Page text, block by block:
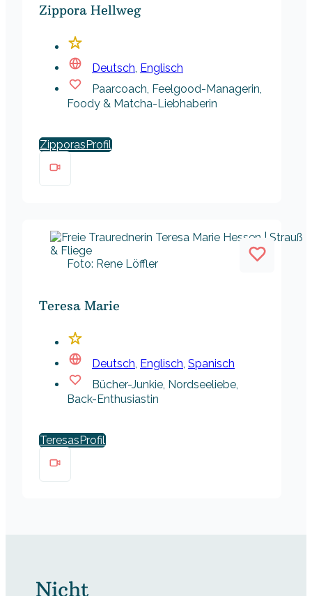
Zippora Hellweg
Deutsch, Englisch
Paarcoach, Feelgood-Managerin,
Foody & Matcha-Liebhaberin
Zipporas
Foto: Rene Löffler
Teresa Marie
Deutsch, Englisch, Spanisch
Bücher-Junkie, Nordseeliebe,
Back-Enthusiastin
Teresas
Nicht